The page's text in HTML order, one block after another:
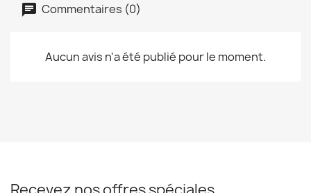
Commentaires (0)
Aucun avis n'a été publié pour le moment.